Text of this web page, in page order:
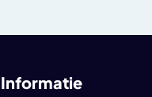
Informatie